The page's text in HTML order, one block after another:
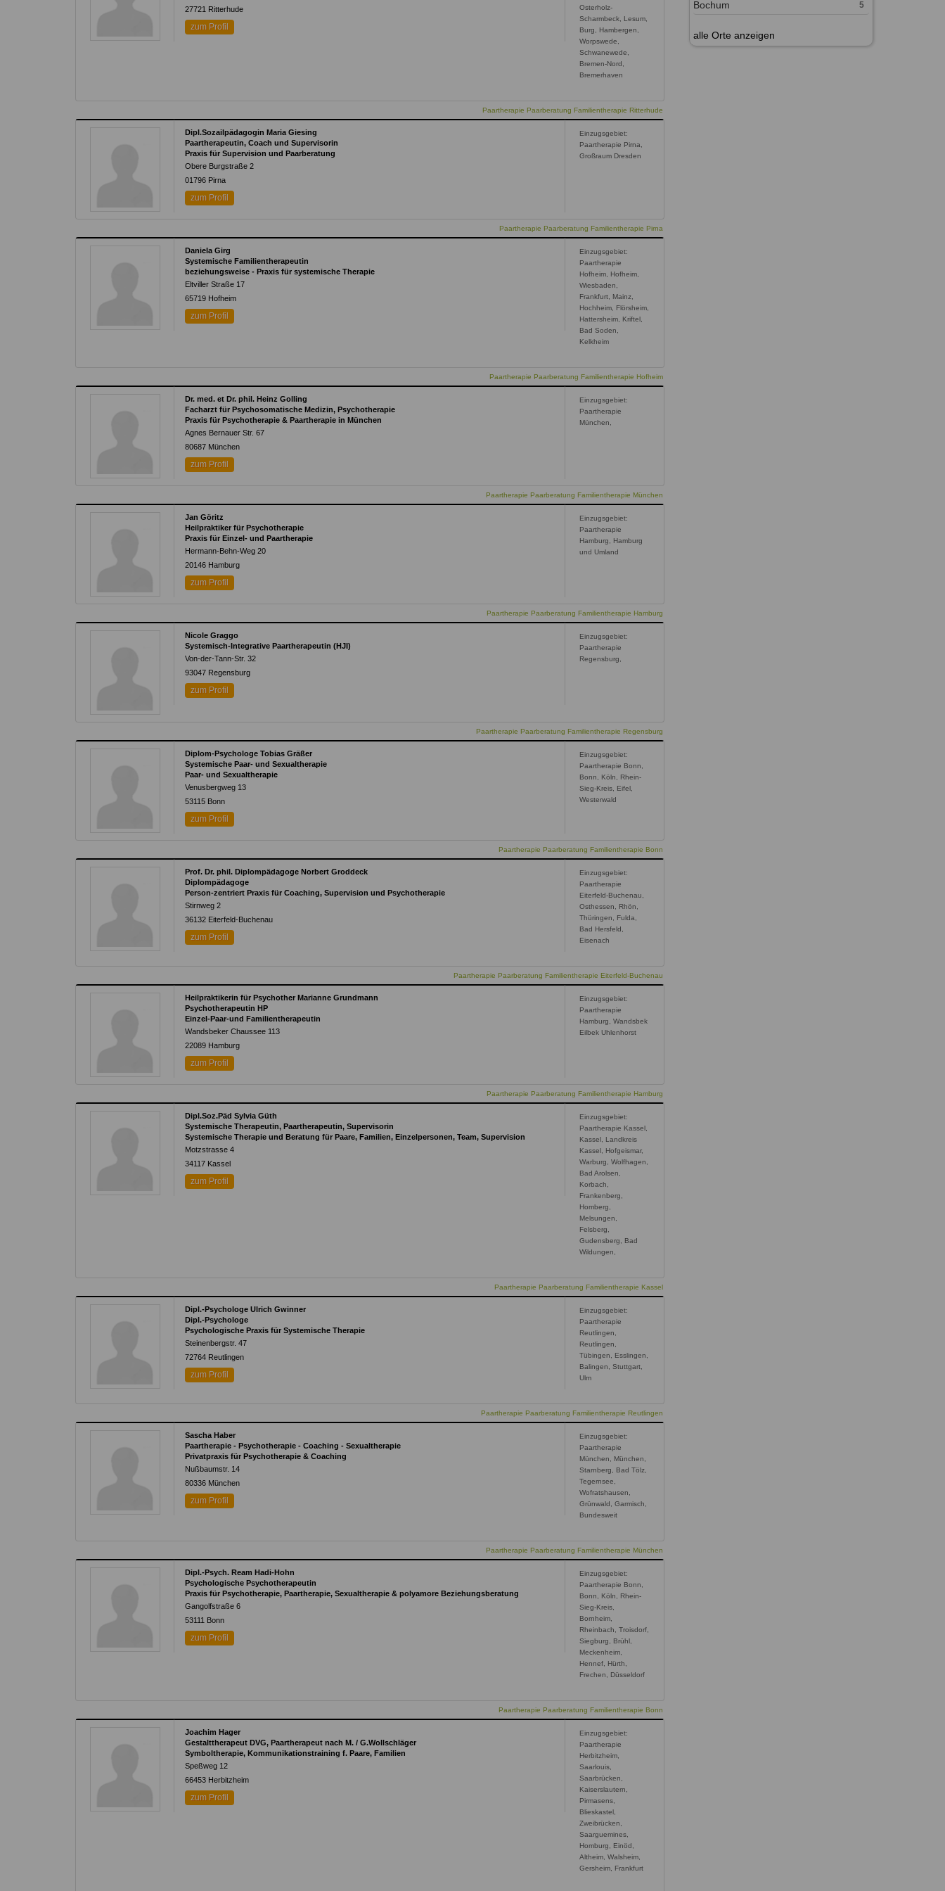
27721 Ritterhude
zum Profil
Osterholz-
Scharmbeck, Lesum,
Burg, Hambergen,
Worpswede,
Schwanewede,
Bremen-Nord,
Bremerhaven
Paartherapie Paarberatung Familientherapie Ritterhude
Dipl.Sozailpädagogin Maria Giesing
Paartherapeutin, Coach und Supervisorin
Praxis für Supervision und Paarberatung
Obere Burgstraße 2
01796 Pirna
zum Profil
Einzugsgebiet:
Paartherapie Pirna,
Großraum Dresden
Paartherapie Paarberatung Familientherapie Pirna
Daniela Girg
Systemische Familientherapeutin
beziehungsweise - Praxis für systemische Therapie
Eltviller Straße 17
65719 Hofheim
zum Profil
Einzugsgebiet:
Paartherapie
Hofheim, Hofheim,
Wiesbaden,
Frankfurt, Mainz,
Hochheim, Flörsheim,
Hattersheim, Kriftel,
Bad Soden,
Kelkheim
Paartherapie Paarberatung Familientherapie Hofheim
Dr. med. et Dr. phil. Heinz Golling
Facharzt für Psychosomatische Medizin, Psychotherapie
Praxis für Psychotherapie & Paartherapie in München
Agnes Bernauer Str. 67
80687 München
zum Profil
Einzugsgebiet:
Paartherapie
München,
Paartherapie Paarberatung Familientherapie München
Jan Göritz
Heilpraktiker für Psychotherapie
Praxis für Einzel- und Paartherapie
Hermann-Behn-Weg 20
20146 Hamburg
zum Profil
Einzugsgebiet:
Paartherapie
Hamburg, Hamburg
und Umland
Paartherapie Paarberatung Familientherapie Hamburg
Nicole Graggo
Systemisch-Integrative Paartherapeutin (HJI)
Von-der-Tann-Str. 32
93047 Regensburg
zum Profil
Einzugsgebiet:
Paartherapie
Regensburg,
Paartherapie Paarberatung Familientherapie Regensburg
Diplom-Psychologe Tobias Gräßer
Systemische Paar- und Sexualtherapie
Paar- und Sexualtherapie
Venusbergweg 13
53115 Bonn
zum Profil
Einzugsgebiet:
Paartherapie Bonn,
Bonn, Köln, Rhein-
Sieg-Kreis, Eifel,
Westerwald
Paartherapie Paarberatung Familientherapie Bonn
Prof. Dr. phil. Diplompädagoge Norbert Groddeck
Diplompädagoge
Person-zentriert Praxis für Coaching, Supervision und Psychotherapie
Stirnweg 2
36132 Eiterfeld-Buchenau
zum Profil
Einzugsgebiet:
Paartherapie
Eiterfeld-Buchenau,
Osthessen, Rhön,
Thüringen, Fulda,
Bad Hersfeld,
Eisenach
Paartherapie Paarberatung Familientherapie Eiterfeld-Buchenau
Heilpraktikerin für Psychother Marianne Grundmann
Psychotherapeutin HP
Einzel-Paar-und Familientherapeutin
Wandsbeker Chaussee 113
22089 Hamburg
zum Profil
Einzugsgebiet:
Paartherapie
Hamburg, Wandsbek
Eilbek Uhlenhorst
Paartherapie Paarberatung Familientherapie Hamburg
Dipl.Soz.Päd Sylvia Güth
Systemische Therapeutin, Paartherapeutin, Supervisorin
Systemische Therapie und Beratung für Paare, Familien, Einzelpersonen, Team, Supervision
Motzstrasse 4
34117 Kassel
zum Profil
Einzugsgebiet:
Paartherapie Kassel,
Kassel, Landkreis
Kassel, Hofgeismar,
Warburg, Wolfhagen,
Bad Arolsen,
Korbach,
Frankenberg,
Homberg,
Melsungen,
Felsberg,
Gudensberg, Bad
Wildungen,
Paartherapie Paarberatung Familientherapie Kassel
Dipl.-Psychologe Ulrich Gwinner
Dipl.-Psychologe
Psychologische Praxis für Systemische Therapie
Steinenbergstr. 47
72764 Reutlingen
zum Profil
Einzugsgebiet:
Paartherapie
Reutlingen,
Reutlingen,
Tübingen, Esslingen,
Balingen, Stuttgart,
Ulm
Paartherapie Paarberatung Familientherapie Reutlingen
Sascha Haber
Paartherapie - Psychotherapie - Coaching - Sexualtherapie
Privatpraxis für Psychotherapie & Coaching
Nußbaumstr. 14
80336 München
zum Profil
Einzugsgebiet:
Paartherapie
München, München,
Starnberg, Bad Tölz,
Tegernsee,
Wofratshausen,
Grünwald, Garmisch,
Bundesweit
Paartherapie Paarberatung Familientherapie München
Dipl.-Psych. Ream Hadi-Hohn
Psychologische Psychotherapeutin
Praxis für Psychotherapie, Paartherapie, Sexualtherapie & polyamore Beziehungsberatung
Gangolfstraße 6
53111 Bonn
zum Profil
Einzugsgebiet:
Paartherapie Bonn,
Bonn, Köln, Rhein-
Sieg-Kreis,
Bornheim,
Rheinbach, Troisdorf,
Siegburg, Brühl,
Meckenheim,
Hennef, Hürth,
Frechen, Düsseldorf
Paartherapie Paarberatung Familientherapie Bonn
Joachim Hager
Gestalttherapeut DVG, Paartherapeut nach M. / G.Wollschläger
Symboltherapie, Kommunikationstraining f. Paare, Familien
Speßweg 12
66453 Herbitzheim
zum Profil
Einzugsgebiet:
Paartherapie
Herbitzheim,
Saarlouis,
Saarbrücken,
Kaiserslautern,
Pirmasens,
Blieskastel,
Zweibrücken,
Saarguemines,
Homburg, Einöd,
Altheim, Walsheim,
Gersheim, Frankfurt
Bochum 5
alle Orte anzeigen